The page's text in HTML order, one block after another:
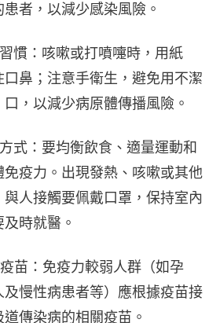
者，以減少感染風險。
慣：咳嗽或打噴嚏時，用紙
鼻；注意手衛生，避免用不潔
，以減少病原體傳播風險。
式：要均衡飲食、適量運動和
疫力。出現發熱、咳嗽或其他
人接觸要佩戴口罩，保持室內
時就醫。
苗：免疫力較弱人群（如孕
慢性病患者等）應根據疫苗接
傳染病的相關疫苗。